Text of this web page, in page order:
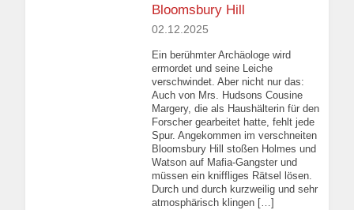
Bloomsbury Hill
02.12.2025
Ein berühmter Archäologe wird
ermordet und seine Leiche
verschwindet. Aber nicht nur das:
Auch von Mrs. Hudsons Cousine
Margery, die als Haushälterin für den
Forscher gearbeitet hatte, fehlt jede
Spur. Angekommen im verschneiten
Bloomsbury Hill stoßen Holmes und
Watson auf Mafia-Gangster und
müssen ein kniffliges Rätsel lösen.
Durch und durch kurzweilig und sehr
atmosphärisch klingen […]